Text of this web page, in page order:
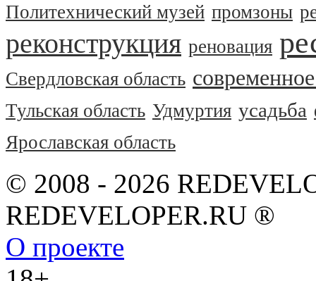
Политехнический музей промзоны
реконструкция реновация
Свердловская область
Тульская область Удмуртия усадьба
Ярославская область
© 2008 - 2026
REDEVELOPER.RU ®
О проекте